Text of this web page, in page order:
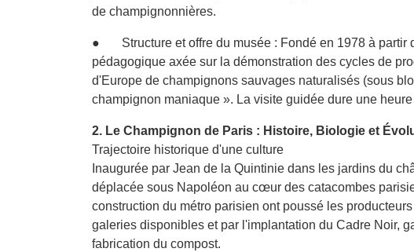
de champignonnières.
● Structure et offre du musée : Fondé en 1978 à partir
pédagogique axée sur la démonstration des cycles de
d'Europe de champignons sauvages naturalisés (sous
champignon maniaque ». La visite guidée dure une
2. Le Champignon de Paris : Histoire, Biologie et
Trajectoire historique d'une culture
Inaugurée par Jean de la Quintinie dans les jardins du
déplacée sous Napoléon au cœur des catacombes
construction du métro parisien ont poussé les
galeries disponibles et par l'implantation du Cadre Noir,
fabrication du compost.